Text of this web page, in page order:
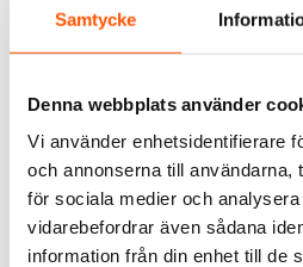
Samtycke
Denna webbplats använder
Vi använder enhetsidentifierare
och annonserna till användarna,
för sociala medier och
vidarebefordrar även sådana
information från din enhet till de
DEVIaqua 9T
Frostskyddskabel
DEVI
1 779,00 kr